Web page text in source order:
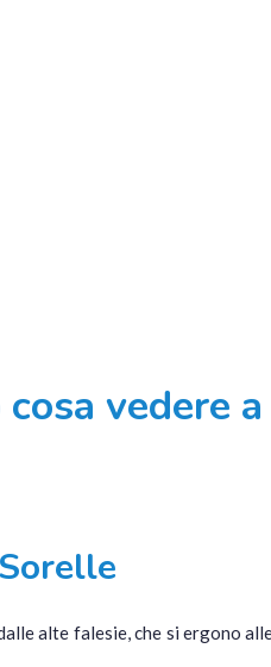
vedere
alte falesie, che si ergono